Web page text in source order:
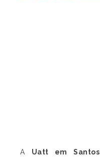
A Uatt em Santos